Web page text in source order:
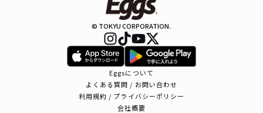
© TOKYU CORPORATION.
Eggsについて
よくある質問 / お問い合わせ
利用規約 / プライバシーポリシー
会社概要